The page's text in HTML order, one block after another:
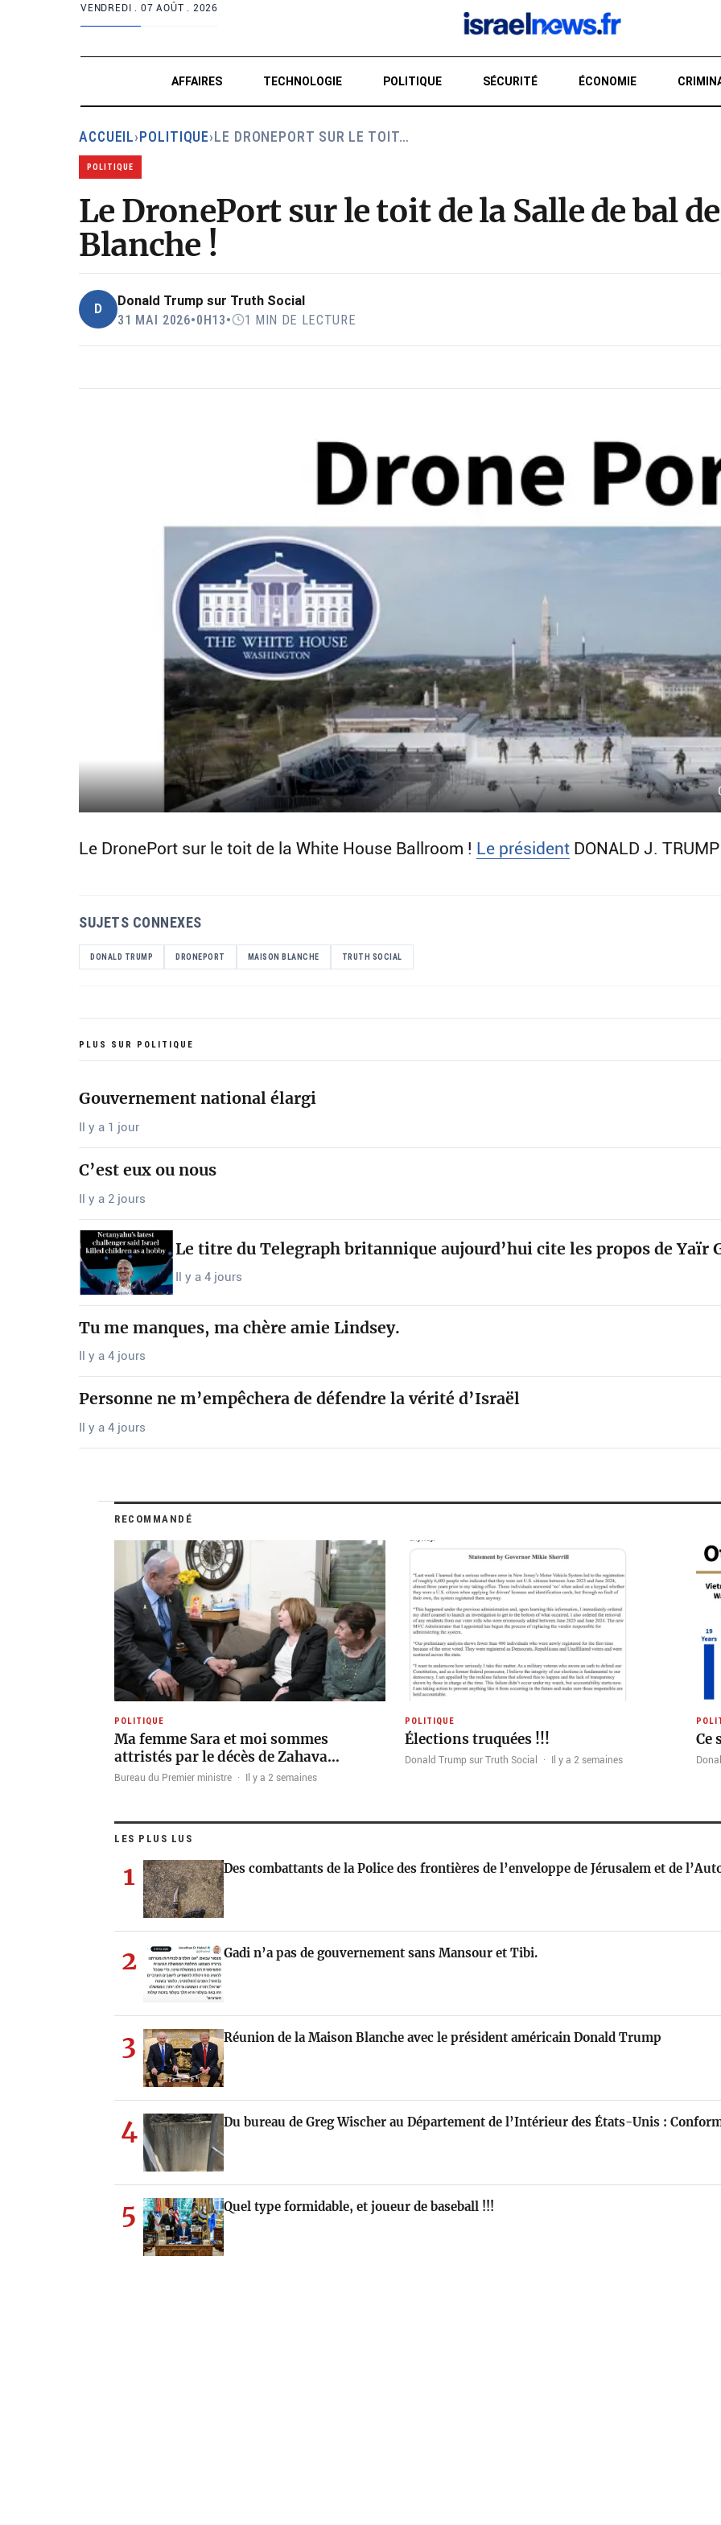
VENDREDI . 07 AOÛT . 2026
AFFAIRES TECHNOLOGIE POLITIQUE SÉCURITÉ ÉCONOMIE
ACCUEIL›POLITIQUE›LE DRONEPORT SUR LE TOIT…
POLITIQUE
Le DronePort sur le toit de la Salle de bal
Blanche !
D
Donald Trump sur Truth Social
31 MAI 2026•0H13• 1 MIN DE LECTURE
Le DronePort sur le toit de la White House Ballroom ! Le président DONALD J. TRUMP
SUJETS CONNEXES
DONALD TRUMP DRONEPORT MAISON BLANCHE TRUTH SOCIAL
PLUS SUR POLITIQUE
Gouvernement national élargi
Il y a 1 jour
C’est eux ou nous
Il y a 2 jours
Le titre du Telegraph britannique aujourd’hui cite les propos de Yaïr
Il y a 4 jours
Tu me manques, ma chère amie Lindsey.
Il y a 4 jours
Personne ne m’empêchera de défendre la vérité d’Israël
Il y a 4 jours
RECOMMANDÉ
POLITIQUE
Ma femme Sara et moi sommes
attristés par le décès de Zahava…
Bureau du Premier ministre · Il y a 2 semaines
POLITIQUE
Élections truquées !!!
Donald Trump sur Truth Social · Il y a 2 semaines
Ce
LES PLUS LUS
1 Des combattants de la Police des frontières de l’enveloppe de Jérusalem et de
2 Gadi n’a pas de gouvernement sans Mansour et Tibi.
3 Réunion de la Maison Blanche avec le président américain Donald Trump
4 Du bureau de Greg Wischer au Département de l’Intérieur des États-Unis :
5 Quel type formidable, et joueur de baseball !!!